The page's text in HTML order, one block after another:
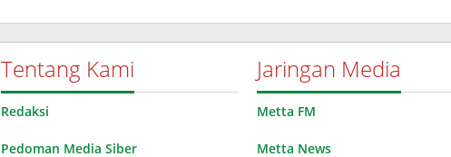
Tentang Kami
Redaksi
Pedoman Media Siber
Jaringan Media
Metta FM
Metta News